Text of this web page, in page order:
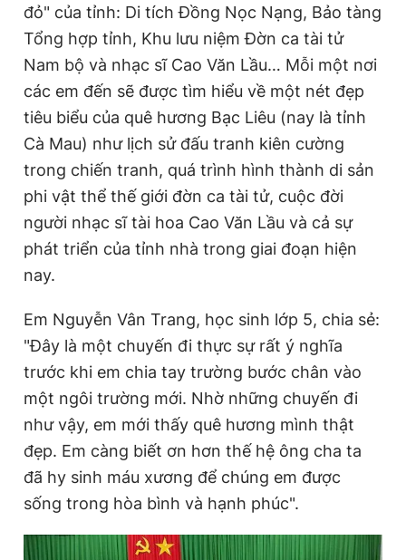
đỏ" của tỉnh: Di tích Đồng Nọc Nạng, Bảo tàng
Tổng hợp tỉnh, Khu lưu niệm Đờn ca tài tử
Nam bộ và nhạc sĩ Cao Văn Lầu… Mỗi một nơi
các em đến sẽ được tìm hiểu về một nét đẹp
tiêu biểu của quê hương Bạc Liêu (nay là tỉnh
Cà Mau) như lịch sử đấu tranh kiên cường
trong chiến tranh, quá trình hình thành di sản
phi vật thể thế giới đờn ca tài tử, cuộc đời
người nhạc sĩ tài hoa Cao Văn Lầu và cả sự
phát triển của tỉnh nhà trong giai đoạn hiện
nay.
Em Nguyễn Vân Trang, học sinh lớp 5, chia sẻ:
"Đây là một chuyến đi thực sự rất ý nghĩa
trước khi em chia tay trường bước chân vào
một ngôi trường mới. Nhờ những chuyến đi
như vậy, em mới thấy quê hương mình thật
đẹp. Em càng biết ơn hơn thế hệ ông cha ta
đã hy sinh máu xương để chúng em được
sống trong hòa bình và hạnh phúc".